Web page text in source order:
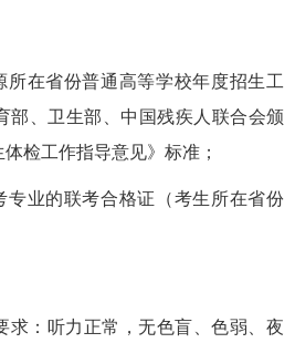
所在省份普通高等学校年度招生工
部、卫生部、中国残疾人联合会颁
检工作指导意见》标准；
专业的联考合格证（考生所在省份
求：听力正常，无色盲、色弱、夜